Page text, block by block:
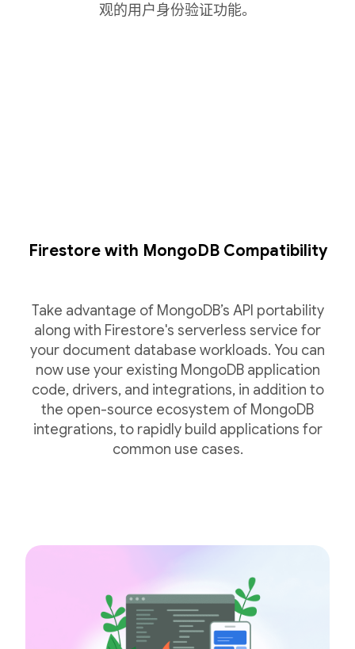
观的用户身份验证功能。
Firestore with MongoDB Compatibility
Take advantage of MongoDB’s API portability
along with Firestore's serverless service for
your document database workloads. You can
now use your existing MongoDB application
code, drivers, and integrations, in addition to
the open-source ecosystem of MongoDB
integrations, to rapidly build applications for
common use cases.